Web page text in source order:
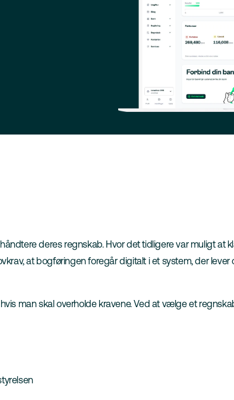
deres regnskab. Hvor det tidligere var muligt at
at bogføringen foregår digitalt i et system, der lever
man skal overholde kravene. Ved at vælge et